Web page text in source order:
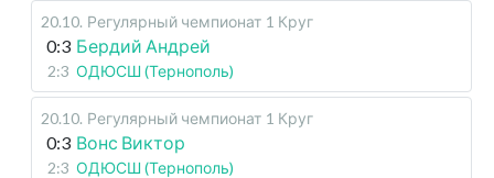
20.10. Регулярный чемпионат 1 Круг
0:3 Бердий Андрей
2:3 ОДЮСШ (Тернополь)
20.10. Регулярный чемпионат 1 Круг
0:3 Вонс Виктор
2:3 ОДЮСШ (Тернополь)